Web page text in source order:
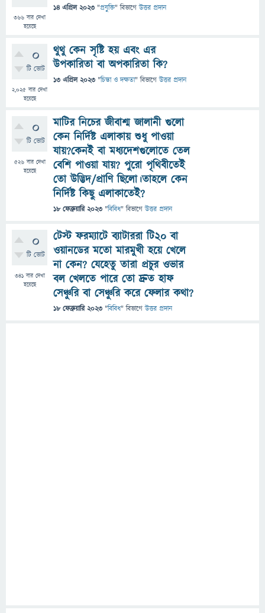
366 বার দেখা
হয়েছে
14 এপ্রিল 2023 "প্রযুক্তি" বিভাগে উত্তর প্রদান
0
টি ভোট
2,025 বার দেখা
হয়েছে
থুথু কেন সৃষ্টি হয় এবং এর
উপকারিতা বা অপকারিতা কি?
13 এপ্রিল 2023 "চিন্তা ও দক্ষতা" বিভাগে উত্তর প্রদান
0
টি ভোট
526বার দেখা
হয়েছে
মাটির নিচের জীবাশ্ম জালানী গুলো
কেন নির্দিষ্ট এলাকায় শুধু পাওয়া
যায়?কেনই বা মধ্যদেশগুলোতে তেল
বেশি পাওয়া যায়? পুরো পৃথিবীতেই
তো উদ্ভিদ/প্রাণি ছিলো।তাহলে কেন
নির্দিষ্ট কিছু এলাকাতেই?
18 ফেব্রুয়ারি 2023 "বিবিধ" বিভাগে উত্তর প্রদান
0
টি ভোট
341বার দেখা
হয়েছে
টেস্ট ফরম্যাটে ব্যাটাররা টি২০ বা
ওয়ানডের মতো মারমুখী হয়ে খেলে
না কেন? যেহেতু তারা প্রচুর ওভার
বল খেলতে পারে তো দ্রুত হাফ
সেঞ্চুরি বা সেঞ্চুরি করে ফেলার কথা?
18 ফেব্রুয়ারি 2023 "বিবিধ" বিভাগে উত্তর প্রদান